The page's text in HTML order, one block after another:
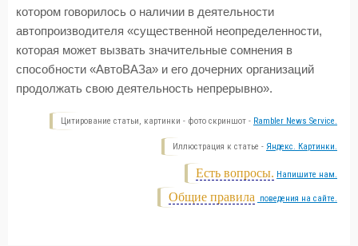
котором говорилось о наличии в деятельности
автопроизводителя «существенной неопределенности,
которая может вызвать значительные сомнения в
способности «АвтоВАЗа» и его дочерних организаций
продолжать свою деятельность непрерывно».
Цитирование статьи, картинки - фото скриншот - Rambler News Service.
Иллюстрация к статье - Яндекс. Картинки.
Есть вопросы. Напишите нам.
Общие правила поведения на сайте.